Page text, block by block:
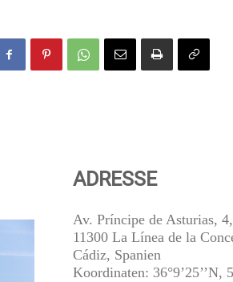
ADRESSE
Av. Príncipe de Asturias, 4,
11300 La Línea de la
Cádiz, Spanien
Koordinaten: 36°9’25’’N,